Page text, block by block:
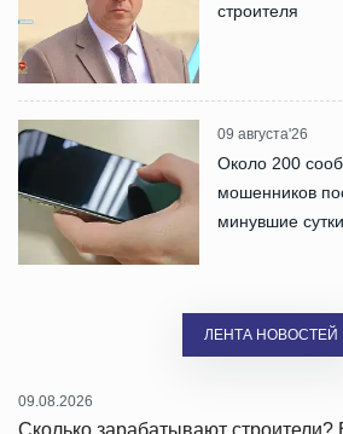
строителя
09 августа'26
Около 200
мошенников
минувшие сутки
ЛЕНТА НОВОСТЕЙ
09.08.2026
Сколько зарабатывают строители?